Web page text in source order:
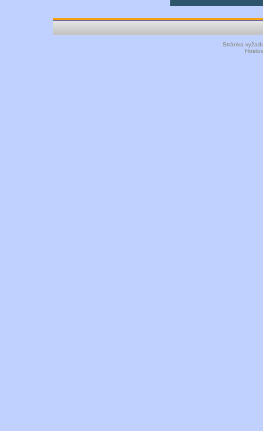
Stránka